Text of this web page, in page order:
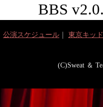
BBS
公演スケジュール 東京キッ
(C)Sweat ＆